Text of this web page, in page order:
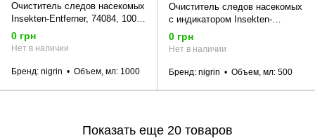
Очиститель следов насекомых
Insekten-Entferner, 74084, 1000
мл NIGRIN
0 грн
Нет в наличии
Бренд nigrin Объем, мл 1000
Очиститель следов насекомых
с индикатором Insekten-
Entferner, 74619, 500 мл
NIGRIN Performance
0 грн
Нет в наличии
Бренд nigrin Объем, мл 500
Показать еще 20 товаров